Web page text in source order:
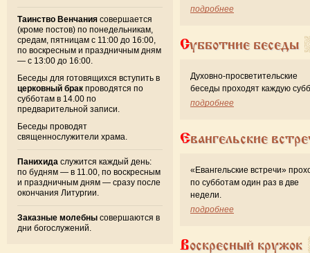
Таинство Венчания совершается
(кроме постов) по понедельникам,
средам, пятницам с 11:00 до 16:00,
по воскресным и праздничным дням
— с 13:00 до 16:00.
Беседы для готовящихся вступить в
церковный брак проводятся по
субботам в 14.00 по
предварительной записи.
Беседы проводят
священнослужители храма.
Панихида служится каждый день:
по будням — в 11.00, по воскресным
и праздничным дням — сразу после
окончания Литургии.
Заказные молебны совершаются в
дни богослужений.
подробнее
Субботние беседы
Духовно-просветительские
беседы проходят каждую
подробнее
Евангельские
«Евангельские встречи»
по субботам один раз в две
недели.
подробнее
Воскресный кружок